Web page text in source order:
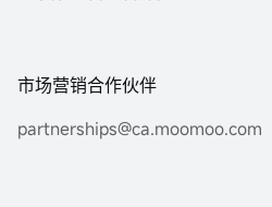
市场营销合作伙伴
partnerships@ca.moomoo.com